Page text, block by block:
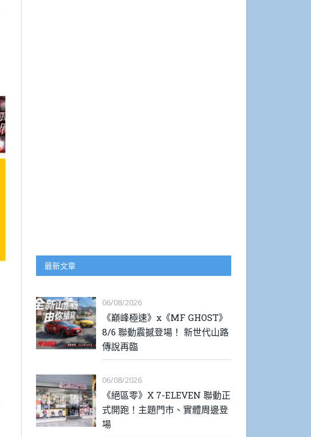
最新文章
06/08/2026
《巔峰極速》x《MF GHOST》
8/6 聯動震撼登場！ 新世代山路
傳說再臨
06/08/2026
《絕區零》X 7-ELEVEN 聯動正
式開跑！主題門市、實體周邊登
場